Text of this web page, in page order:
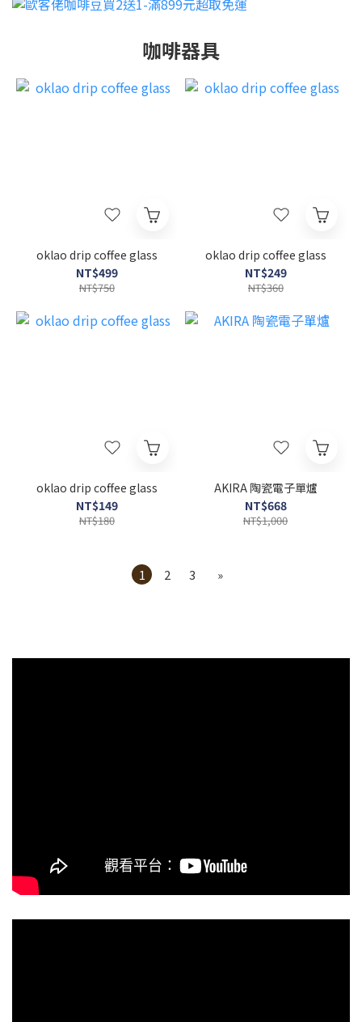
咖啡器具
oklao drip coffee glass
NT$499
NT$750
oklao drip coffee glass
NT$249
NT$360
oklao drip coffee glass
NT$149
NT$180
AKIRA 陶瓷電子單爐
NT$668
NT$1,000
1 2 3 »